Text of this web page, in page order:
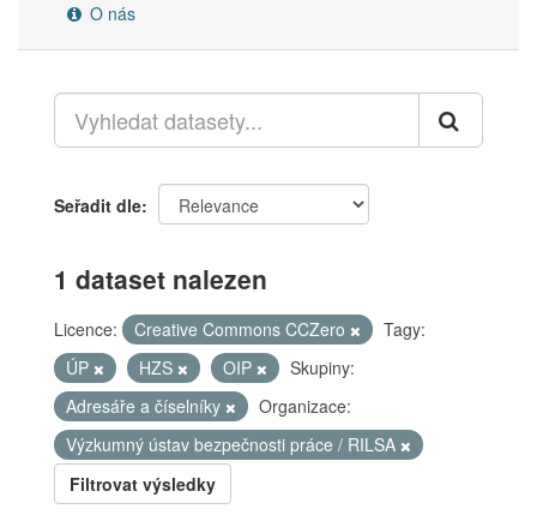
O nás
Seřadit dle
1 dataset nalezen
Licence: Creative Commons CCZero
Tagy:
ÚP
HZS OIP
Skupiny:
Adresáře a číselníky
Organizace:
Výzkumný ústav bezpečnosti práce / RILSA
Filtrovat výsledky